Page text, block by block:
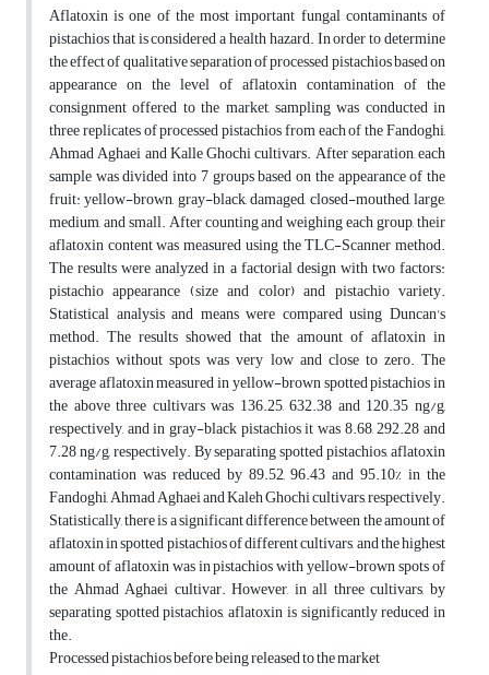
Aflatoxin is one of the most important fungal contaminants of
pistachios that is considered a health hazard. In order to determine
the effect of qualitative separation of processed pistachios based on
appearance on the level of aflatoxin contamination of the
consignment offered to the market, sampling was conducted in
three replicates of processed pistachios from each of the Fandoghi,
Ahmad Aghaei and Kalle Ghochi cultivars. After separation, each
sample was divided into 7 groups based on the appearance of the
fruit: yellow-brown, gray-black, damaged, closed-mouthed, large,
medium, and small. After counting and weighing each group, their
aflatoxin content was measured using the TLC-Scanner method.
The results were analyzed in a factorial design with two factors:
pistachio appearance (size and color) and pistachio variety.
Statistical analysis and means were compared using Duncan's
method. The results showed that the amount of aflatoxin in
pistachios without spots was very low and close to zero. The
average aflatoxin measured in yellow-brown spotted pistachios in
the above three cultivars was 136.25, 632.38 and 120.35 ng/g,
respectively, and in gray-black pistachios it was 8.68, 292.28 and
7.28 ng/g, respectively. By separating spotted pistachios, aflatoxin
contamination was reduced by 89.52, 96.43 and 95.10% in the
Fandoghi, Ahmad Aghaei and Kaleh Ghochi cultivars, respectively.
Statistically, there is a significant difference between the amount of
aflatoxin in spotted pistachios of different cultivars, and the highest
amount of aflatoxin was in pistachios with yellow-brown spots of
the Ahmad Aghaei cultivar. However, in all three cultivars, by
separating spotted pistachios, aflatoxin is significantly reduced in
the.
Processed pistachios before being released to the market